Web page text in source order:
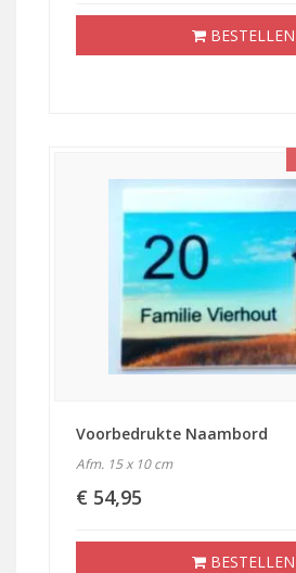
BESTELLEN
Voorbedrukte Naambord
Afm. 15 x 10 cm
€ 54,95
BESTELLEN